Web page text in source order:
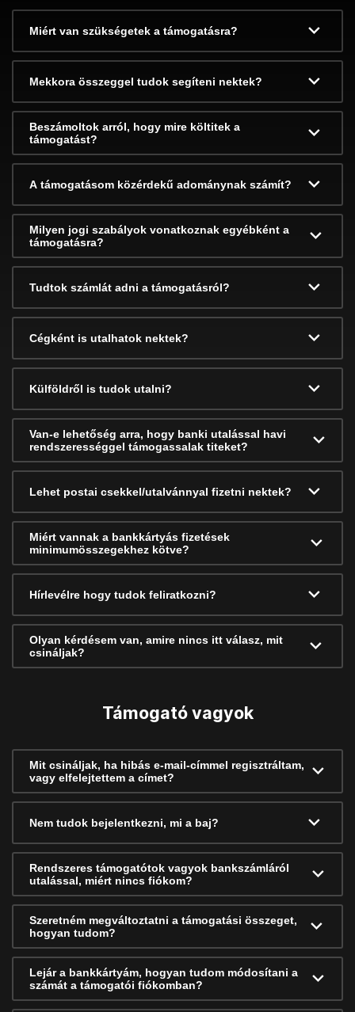
Miért van szükségetek a támogatásra?
Mekkora összeggel tudok segíteni nektek?
Beszámoltok arról, hogy mire költitek a
támogatást?
A támogatásom közérdekű adománynak számít?
Milyen jogi szabályok vonatkoznak egyébként a
támogatásra?
Tudtok számlát adni a támogatásról?
Cégként is utalhatok nektek?
Külföldről is tudok utalni?
Van-e lehetőség arra, hogy banki utalással havi
rendszerességgel támogassalak titeket?
Lehet postai csekkel/utalvánnyal fizetni nektek?
Miért vannak a bankkártyás fizetések
minimumösszegekhez kötve?
Hírlevélre hogy tudok feliratkozni?
Olyan kérdésem van, amire nincs itt válasz, mit
csináljak?
Támogató vagyok
Mit csináljak, ha hibás e-mail-címmel regisztráltam,
vagy elfelejtettem a címet?
Nem tudok bejelentkezni, mi a baj?
Rendszeres támogatótok vagyok bankszámláról
utalással, miért nincs fiókom?
Szeretném megváltoztatni a támogatási összeget,
hogyan tudom?
Lejár a bankkártyám, hogyan tudom módosítani a
számát a támogatói fiókomban?